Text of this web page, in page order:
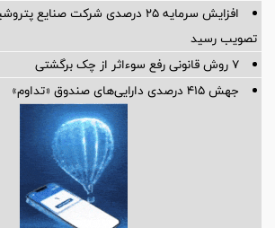
افزایش سرمایه ۲۵ درصدی شرکت
تصویب رسید
۷ روش قانونی رفع سوء‌اثر از چک برگشتی
جهش ۴۱۵ درصدی دارایی‌های صندوق «تداوم»